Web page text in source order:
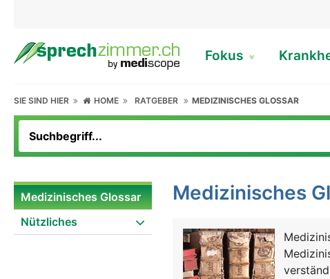
Fokus
SIE SIND HIER HOME RATGEBER MEDIZINISCHES GLOSSAR
Medizinisches Glossar
Nützliches
Medizinisches